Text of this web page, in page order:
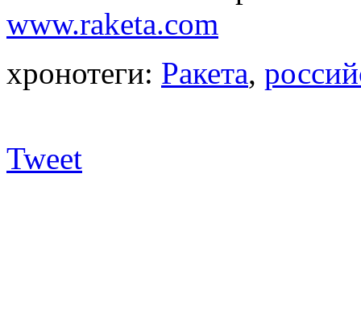
www.raketa.com
хронотеги: Ракета,
Tweet